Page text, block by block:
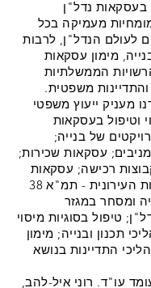
נדל"ן
מעמיקה בכל
לעולם הנדל"ן, לרבות
מימון עסקאות
הממשלתיות
והתדיינות משפטית.
מעניק ייעוץ משפטי
וטיפול בעסקאות
של בנייה;
עסקאות שכירות;
רכישה; עסקאות
בתחום ההתחדשות העירונית - תמ"א 38
ומסחר במגזר
טיפול בסוגיות מיסוי
תכנון ובנייה; מימון
התדיינות בנושא
עו"ד. רוני איל-להב,